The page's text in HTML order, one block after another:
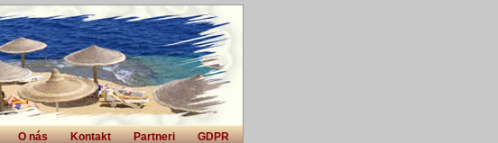
GDPR
Partneri
Kontakt
O nás